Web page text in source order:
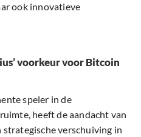
ook innovatieve
voorkeur voor Bitcoin
speler in de
heeft de aandacht van
verschuiving in